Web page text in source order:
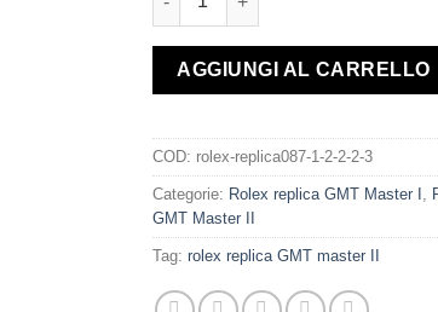
AGGIUNGI AL CARRELLO
COD: rolex-replica087-1-2-2-2-3
Categorie: Rolex replica GMT Master I ,
GMT Master II
Tag: rolex replica GMT master II